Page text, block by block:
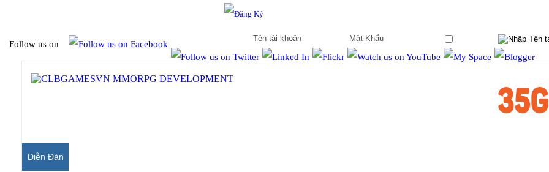
Follow us on
Diễn Đàn